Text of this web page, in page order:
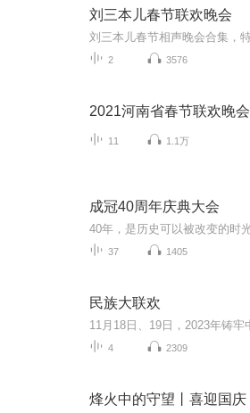
刘三本儿春节联欢晚会
2 3576
2021河南省春节联欢晚会
11 1.1万
成冠40周年庆典大会
37 1405
民族大联欢
4 2309